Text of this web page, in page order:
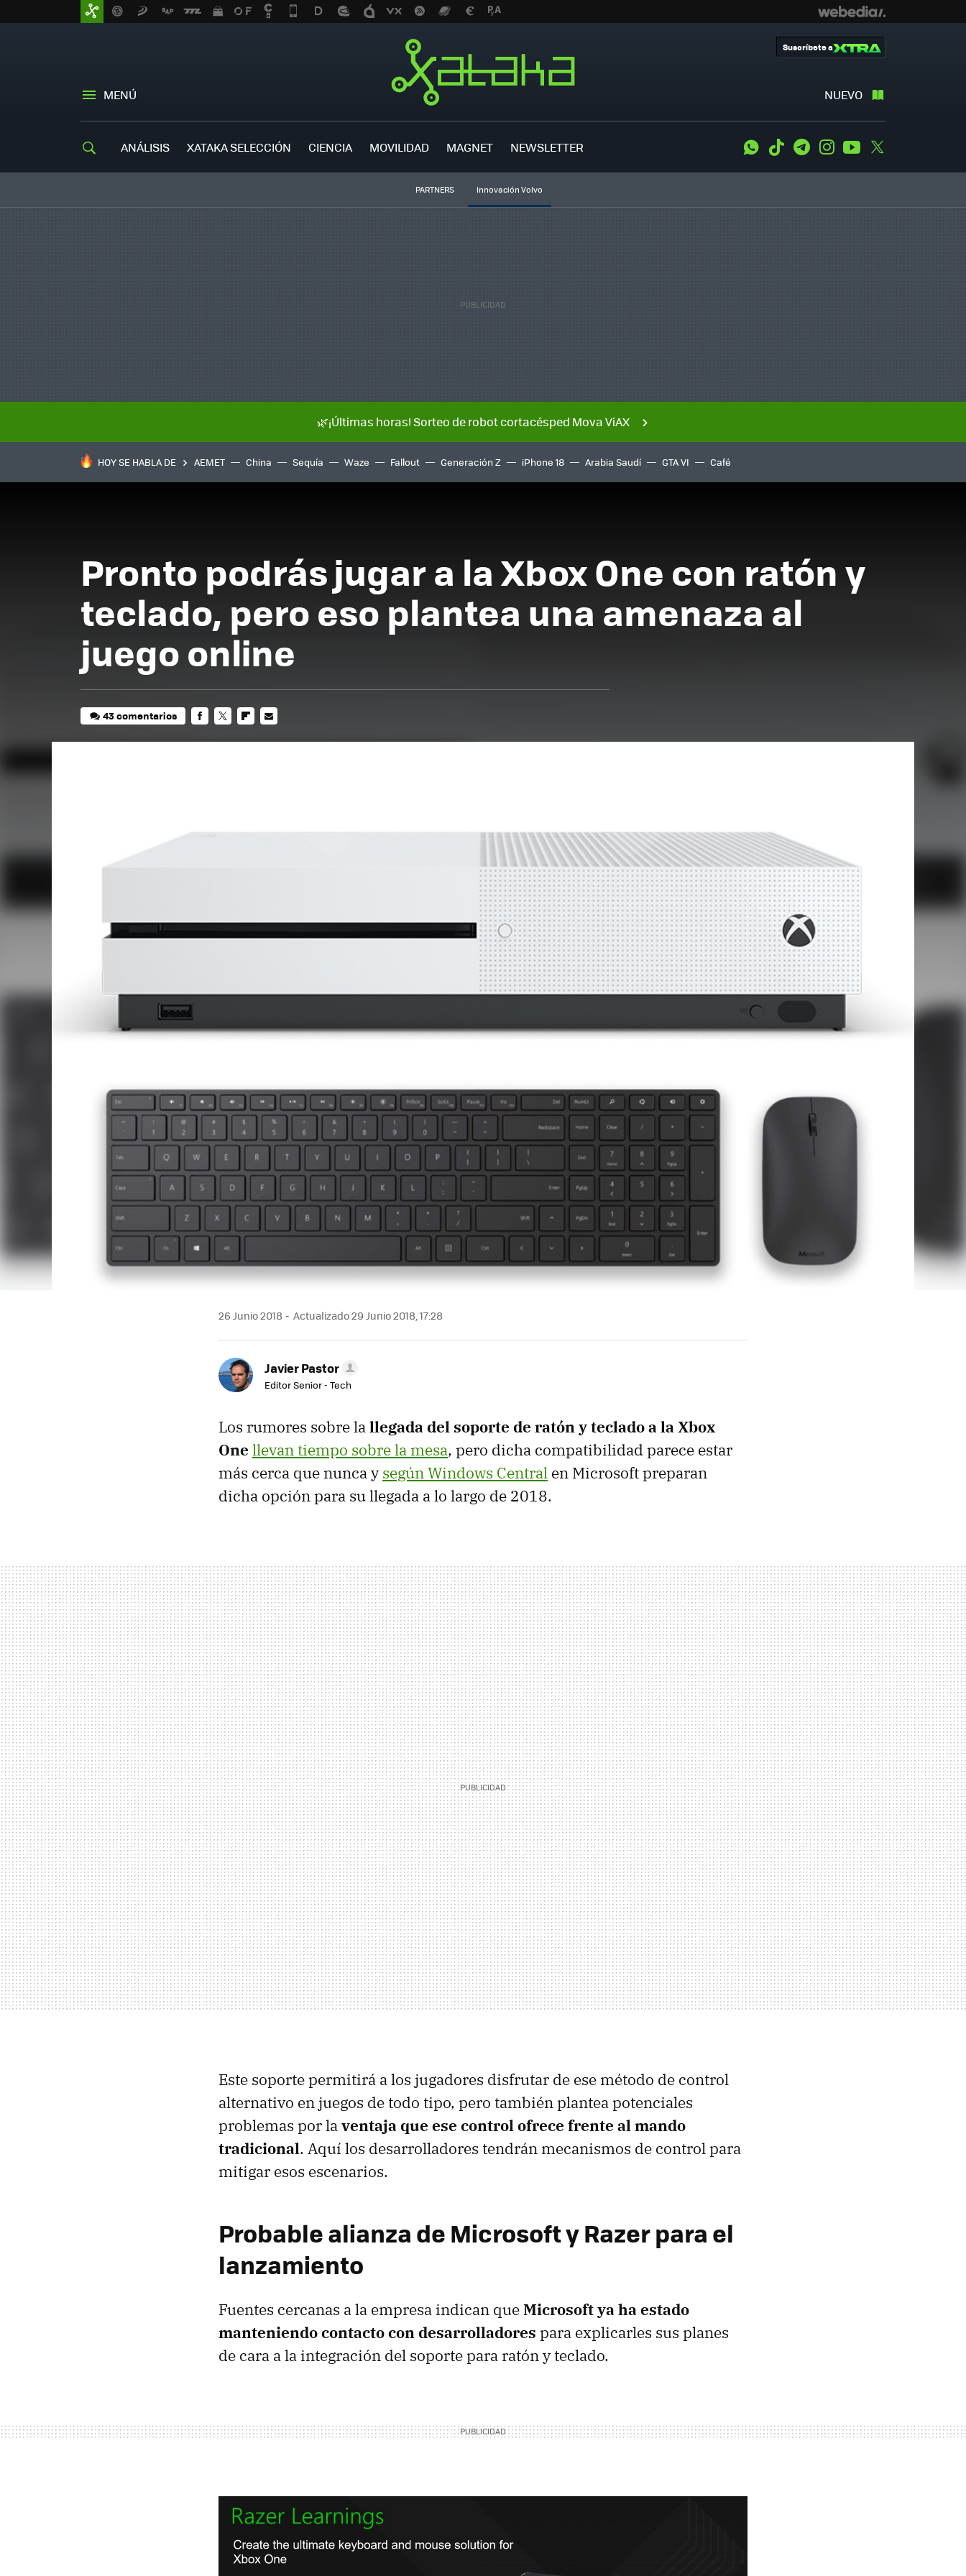
MENÚ NUEVO
Suscríbete a
ANÁLISIS XATAKA SELECCIÓN CIENCIA MOVILIDAD MAGNET NEWSLETTER WhatsApp
Tiktok TelegramInstagramYoutube
PARTNERS Innovación Volvo
🌿¡Últimas horas! Sorteo de robot cortacésped Mova ViAX
HOY SE HABLA DE AEMET China Sequía Waze Fallout Generación Z iPhone 18 Arabia Saudí GTA VI Café
Pronto podrás jugar a la Xbox One con ratón y
teclado, pero eso plantea una amenaza al
juego online
43 comentarios
26 Junio 2018 Actualizado 29 Junio 2018, 17:28
Javier Pastor
Editor Senior - Tech
Los rumores sobre lallegada del soporte de ratón y teclado a la Xbox
One llevan tiempo sobre la mesa, pero dicha compatibilidad parece estar
más cerca que nunca ysegún Windows Central en Microsoft preparan
dicha opción para su llegada a lo largo de 2018.
Este soporte permitirá a los jugadores disfrutar de ese método de control
alternativo en juegos de todo tipo, pero también plantea potenciales
problemas por laventaja que ese control ofrece frente al mando
tradicional. Aquí los desarrolladores tendrán mecanismos de control para
mitigar esos escenarios.
Probable alianza de Microsoft y Razer para el
lanzamiento
Fuentes cercanas a la empresa indican queMicrosoft ya ha estado
manteniendo contacto con desarrolladores para explicarles sus planes
de cara a la integración del soporte para ratón y teclado.